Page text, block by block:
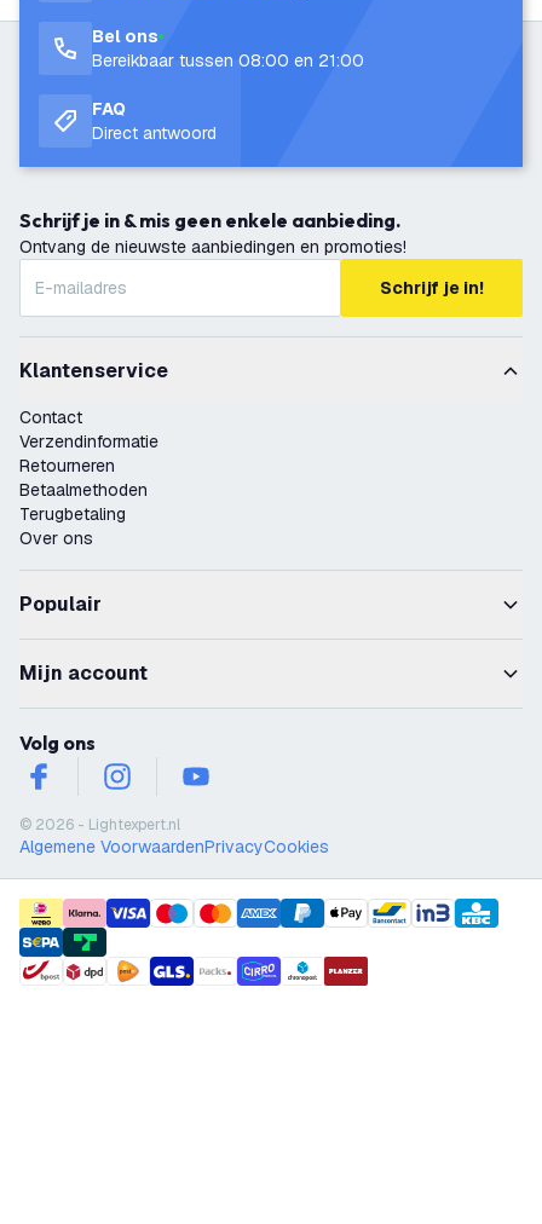
Bel ons
Bereikbaar tussen 08:00 en 21:00
FAQ
Direct antwoord
Schrijf je in & mis geen enkele aanbieding.
Ontvang de nieuwste aanbiedingen en promoties!
Schrijf je in!
Klantenservice
Contact
Verzendinformatie
Retourneren
Betaalmethoden
Terugbetaling
Over ons
Populair
Mijn account
Volg ons
facebookinstagramyoutube
© 2026 - Lightexpert.nl
Algemene VoorwaardenPrivacyCookies
payment methods
shipment methods